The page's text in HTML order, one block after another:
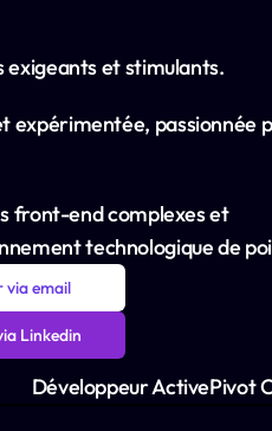
exigeants et stimulants.
expérimentée, passionnée
front-end complexes et
technologique de
via email
Linkedin
Développeur ActivePivot